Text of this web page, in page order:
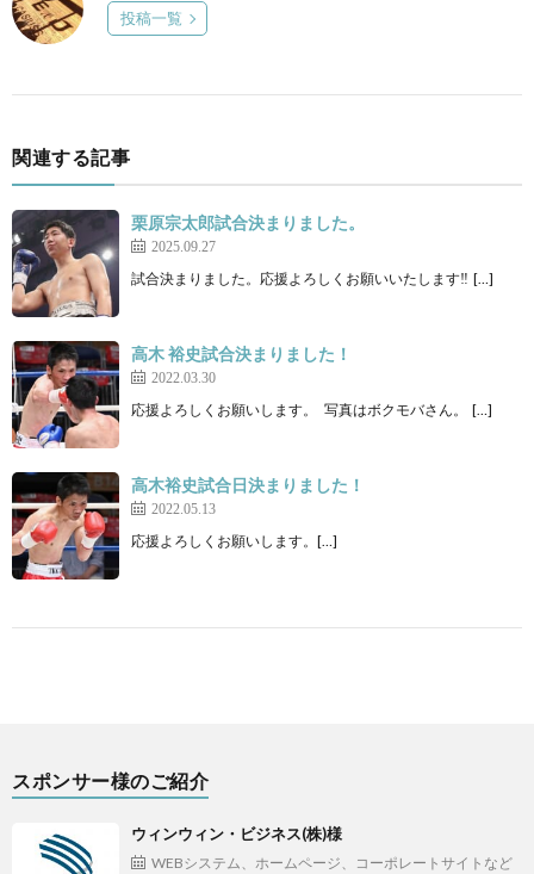
投稿一覧
関連する記事
栗原宗太郎試合決まりました。
2025.09.27
試合決まりました。応援よろしくお願いいたします‼ […]
高木 裕史試合決まりました！
2022.03.30
応援よろしくお願いします。 写真はボクモバさん。 […]
高木裕史試合日決まりました！
2022.05.13
応援よろしくお願いします。[…]
スポンサー様のご紹介
ウィンウィン・ビジネス(株)様
WEBシステム、ホームページ、コーポレートサイトなど